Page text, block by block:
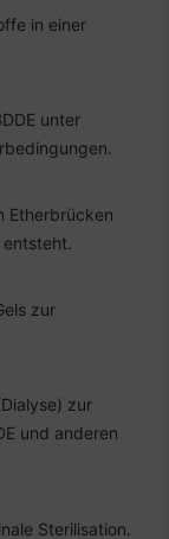
in einer
unter
Etherbrücken
zur
zur
und anderen
Sterilisation.